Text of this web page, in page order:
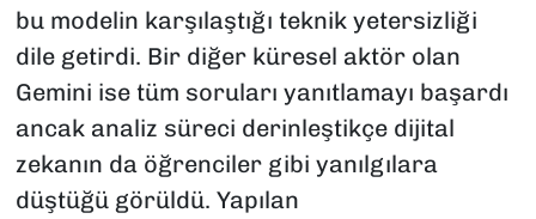
bu modelin karşılaştığı teknik yetersizliği
dile getirdi. Bir diğer küresel aktör olan
Gemini ise tüm soruları yanıtlamayı başardı
ancak analiz süreci derinleştikçe dijital
zekanın da öğrenciler gibi yanılgılara
düştüğü görüldü. Yapılan